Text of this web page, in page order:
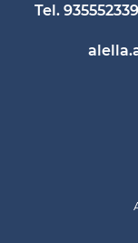
Tel. 935552339